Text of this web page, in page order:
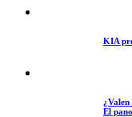
KIA
El